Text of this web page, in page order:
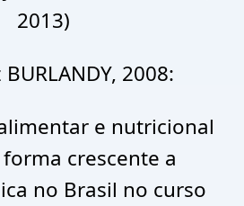
2013)
2008:
e nutricional
crescente a
no Brasil no curso